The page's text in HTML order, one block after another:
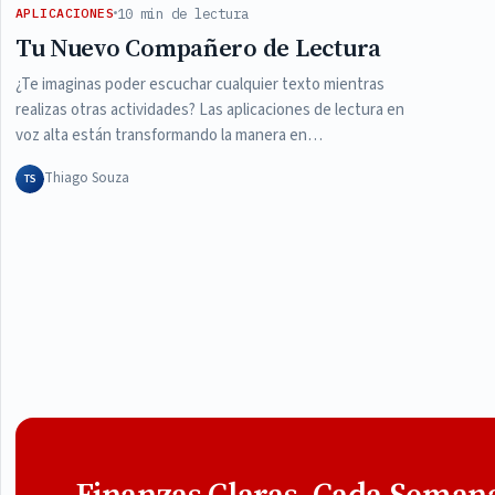
APLICACIONES 10 min de lectura
Tu Nuevo Compañero de Lectura
¿Te imaginas poder escuchar cualquier texto mientras
realizas otras actividades? Las aplicaciones de lectura en
voz alta están transformando la manera en…
TS Thiago Souza